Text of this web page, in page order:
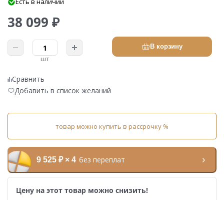
38 099 ₽
шт
В корзину
Сравнить
Добавить в список желаний
товар можно купить в рассрочку %
9 525 ₽ × 4 без переплат
Цену на этот товар можно снизить!